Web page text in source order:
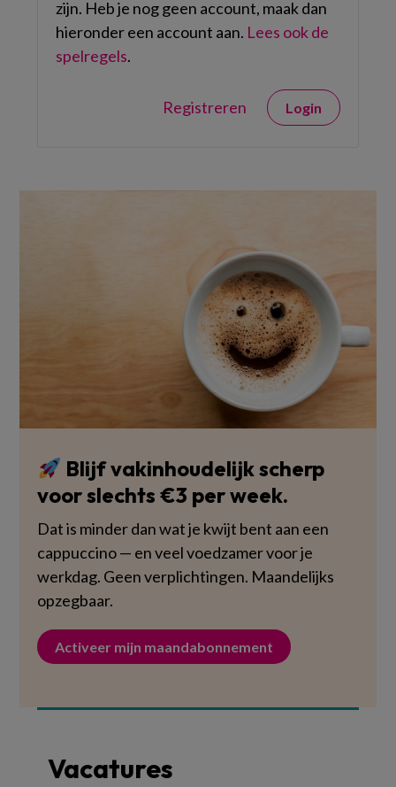
zijn. Heb je nog geen account, maak dan
hieronder een account aan. Lees ook de
spelregels.
Registreren Login
Blijf vakinhoudelijk scherp
voor slechts €3 per week.
Dat is minder dan wat je kwijt bent aan een
cappuccino — en veel voedzamer voor je
werkdag. Geen verplichtingen. Maandelijks
opzegbaar.
Activeer mijn maandabonnement
Vacatures